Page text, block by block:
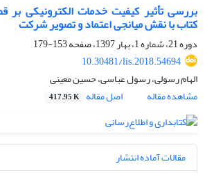
بررسی تأثیر کیفیت خدمات الکترونیکی بر
کتاب با نقش میانجی اعتماد و تصویر شرکت
دوره 21، شماره 1، بهار 1397، صفحه
153-179
10.30481/lis.2018.54694
الهام رسولی، رسول عباسی، حسین معینی
مشاهده مقاله
اصل مقاله 417.95 K
مقالات آماده انتشار